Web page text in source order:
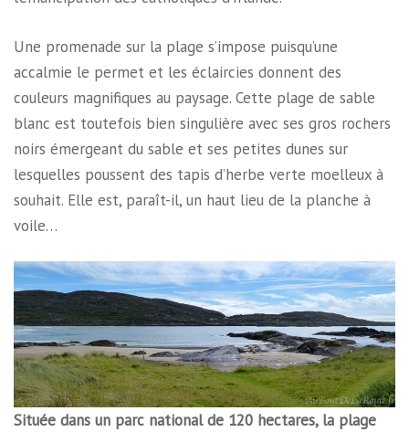
Une promenade sur la plage s’impose puisqu’une
accalmie le permet et les éclaircies donnent des
couleurs magnifiques au paysage. Cette plage de sable
blanc est toutefois bien singulière avec ses gros rochers
noirs émergeant du sable et ses petites dunes sur
lesquelles poussent des tapis d’herbe verte moelleux à
souhait. Elle est, paraît-il, un haut lieu de la planche à
voile…
Située dans un parc national de 120 hectares, la plage